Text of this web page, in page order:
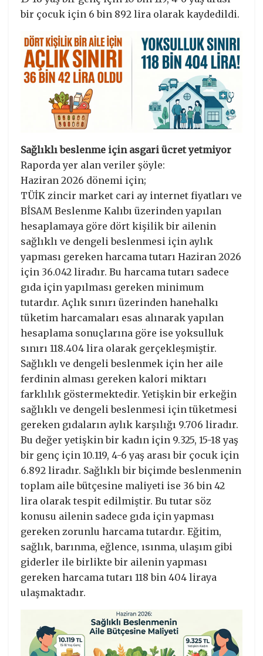
bir çocuk için 6 bin 892 lira olarak kaydedildi.
Sağlıklı beslenme için asgari ücret yetmiyor
Raporda yer alan veriler şöyle:
Haziran 2026 dönemi için;
TÜİK zincir market cari ay internet fiyatları ve
BİSAM Beslenme Kalıbı üzerinden yapılan
hesaplamaya göre dört kişilik bir ailenin
sağlıklı ve dengeli beslenmesi için aylık
yapması gereken harcama tutarı Haziran 2026
için 36.042 liradır. Bu harcama tutarı sadece
gıda için yapılması gereken minimum
tutardır. Açlık sınırı üzerinden hanehalkı
tüketim harcamaları esas alınarak yapılan
hesaplama sonuçlarına göre ise yoksulluk
sınırı 118.404 lira olarak gerçekleşmiştir.
Sağlıklı ve dengeli beslenmek için her aile
ferdinin alması gereken kalori miktarı
farklılık göstermektedir. Yetişkin bir erkeğin
sağlıklı ve dengeli beslenmesi için tüketmesi
gereken gıdaların aylık karşılığı 9.706 liradır.
Bu değer yetişkin bir kadın için 9.325, 15-18 yaş
bir genç için 10.119, 4-6 yaş arası bir çocuk için
6.892 liradır. Sağlıklı bir biçimde beslenmenin
toplam aile bütçesine maliyeti ise 36 bin 42
lira olarak tespit edilmiştir. Bu tutar söz
konusu ailenin sadece gıda için yapması
gereken zorunlu harcama tutardır. Eğitim,
sağlık, barınma, eğlence, ısınma, ulaşım gibi
giderler ile birlikte bir ailenin yapması
gereken harcama tutarı 118 bin 404 liraya
ulaşmaktadır.